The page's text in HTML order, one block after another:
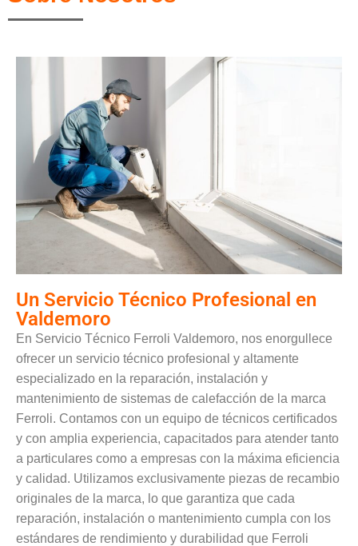
Un Servicio Técnico Profesional en
Valdemoro
En Servicio Técnico Ferroli Valdemoro, nos enorgullece
ofrecer un servicio técnico profesional y altamente
especializado en la reparación, instalación y
mantenimiento de sistemas de calefacción de la marca
Ferroli. Contamos con un equipo de técnicos certificados
y con amplia experiencia, capacitados para atender tanto
a particulares como a empresas con la máxima eficiencia
y calidad. Utilizamos exclusivamente piezas de recambio
originales de la marca, lo que garantiza que cada
reparación, instalación o mantenimiento cumpla con los
estándares de rendimiento y durabilidad que Ferroli